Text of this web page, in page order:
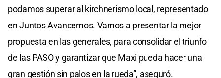
podamos superar al kirchnerismo local, representado
en Juntos Avancemos. Vamos a presentar la mejor
propuesta en las generales, para consolidar el triunfo
de las PASO y garantizar que Maxi pueda hacer una
gran gestión sin palos en la rueda”, aseguró.